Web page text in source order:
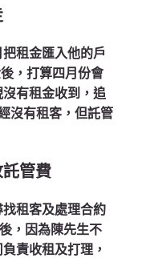
租金匯入他的戶
，打算四月份會
有租金收到，追
沒有租客，但託管
管費
租客及處理合約
，因為陳先生不
責收租及打理，